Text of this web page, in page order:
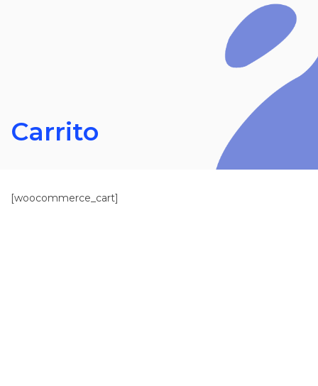
Carrito
[woocommerce_cart]